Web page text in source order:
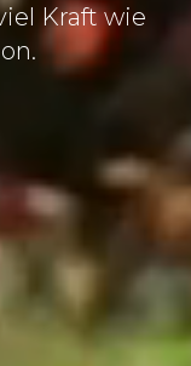
Kraft wie